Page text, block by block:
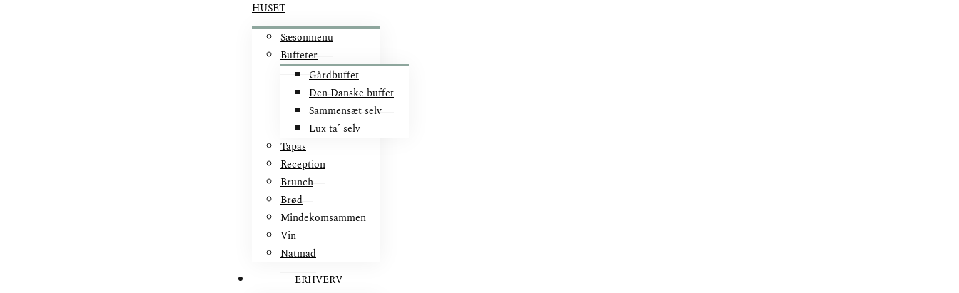
HUSET
Sæsonmenu
Buffeter
Gårdbuffet
Den Danske buffet
Sammensæt selv
Lux ta’ selv
Tapas
Reception
Brunch
Brød
Mindekomsammen
Vin
Natmad
ERHVERV